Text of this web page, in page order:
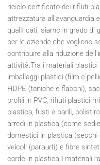
riciclo certificato dei rifiuti
attrezzatura all'avanguardia
qualificati, siamo in grado di
per le aziende che vogliono
contribuire alla riduzione
attività.Tra i materiali
imballaggi plastici (film e
HDPE (taniche e flaconi),
profili in PVC, rifiuti plastici
plastica, fusti e barili,
arredi in plastica (come
domestici in plastica (secchi
veicoli (paraurti) e fibre
corde in plastica.I materiali